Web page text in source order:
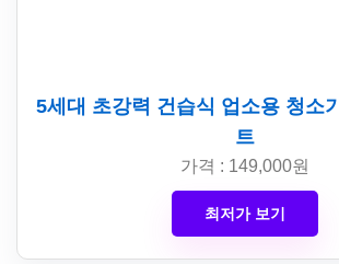
5세대 초강력 건습식 업소용 청소
트
가격 : 149,000원
최저가 보기